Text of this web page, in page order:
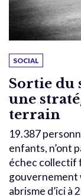
SOCIAL
Sortie du
une
terrain
19.387
enfants, n’ont
échec collectif
gouvernement
abrisme d’ici à